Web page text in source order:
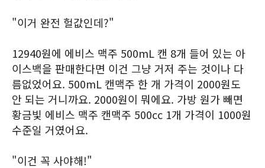
"이거 완전 헐값인데?"
12940원에 에비스 맥주 500mL 캔 8개 들어 있는 아
이스백을 판매한다면 이건 그냥 거저 주는 것이나 다
름없었어요. 500mL 캔맥주 한 개 가격이 2000원도
안 되는 거니까요. 2000원이 뭐에요. 가방 원가 빼면
황금빛 에비스 맥주 캔맥주 500cc 1개 가격이 1000원
수준일 거였어요.
"이건 꼭 사야해!"